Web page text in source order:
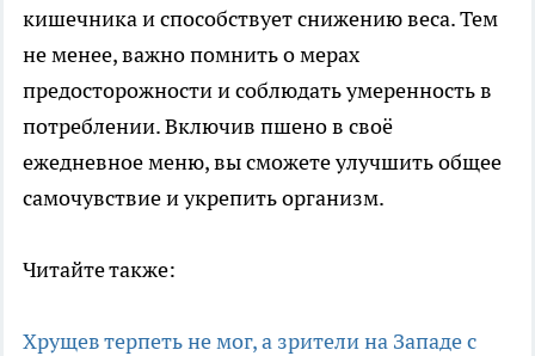
кишечника и способствует снижению веса. Тем
не менее, важно помнить о мерах
предосторожности и соблюдать умеренность в
потреблении. Включив пшено в своё
ежедневное меню, вы сможете улучшить общее
самочувствие и укрепить организм.
Читайте также:
Хрущев терпеть не мог, а зрители на Западе с